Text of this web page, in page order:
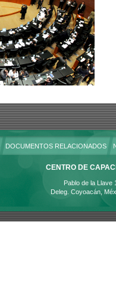
DOCUMENTOS RELACIONADOS
CENTRO DE
Pablo de la Llave
Deleg. Coyoacán,